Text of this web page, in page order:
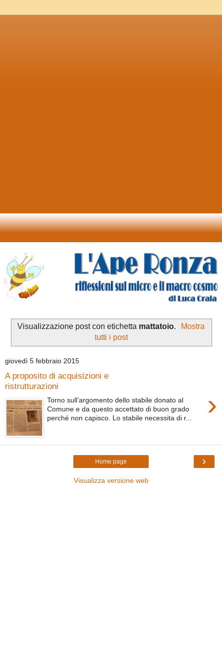
Visualizzazione post con etichetta mattatoio.
Mostra
tutti i post
giovedì 5 febbraio 2015
A proposito di acquisizioni e
ristrutturazioni
›
Torno sull’argomento dello stabile donato al
Comune e da questo accettato di buon grado
perché non capisco. Lo stabile necessita di r...
›
Home page
Visualizza versione web